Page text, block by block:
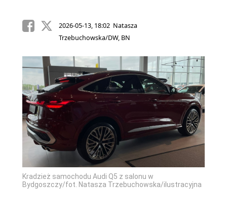
2026-05-13, 18:02 Natasza
Trzebuchowska/DW, BN
Kradzież samochodu Audi Q5 z salonu w
Bydgoszczy/fot. Natasza Trzebuchowska/ilustracyjna